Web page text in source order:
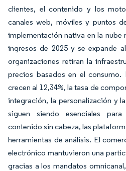
clientes, el contenido y los
canales web, móviles y puntos
implementación nativa en la nube
ingresos de 2025 y se expande
organizaciones retiran la
precios basados en el consumo.
crecen al 12,34%, la tasa de
integración, la personalización y
siguen siendo esenciales
contenido sin cabeza, las
herramientas de análisis. El
electrónico mantuvieron una
gracias a los mandatos